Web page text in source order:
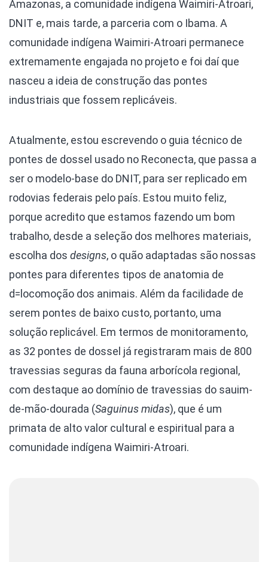
Amazonas, a comunidade indígena Waimiri-Atroari,
DNIT e, mais tarde, a parceria com o Ibama. A
comunidade indígena Waimiri-Atroari permanece
extremamente engajada no projeto e foi daí que
nasceu a ideia de construção das pontes
industriais que fossem replicáveis.
Atualmente, estou escrevendo o guia técnico de
pontes de dossel usado no Reconecta, que passa a
ser o modelo-base do DNIT, para ser replicado em
rodovias federais pelo país. Estou muito feliz,
porque acredito que estamos fazendo um bom
trabalho, desde a seleção dos melhores materiais,
escolha dos designs, o quão adaptadas são nossas
pontes para diferentes tipos de anatomia de
d=locomoção dos animais. Além da facilidade de
serem pontes de baixo custo, portanto, uma
solução replicável. Em termos de monitoramento,
as 32 pontes de dossel já registraram mais de 800
travessias seguras da fauna arborícola regional,
com destaque ao domínio de travessias do sauim-
de-mão-dourada (Saguinus midas), que é um
primata de alto valor cultural e espiritual para a
comunidade indígena Waimiri-Atroari.